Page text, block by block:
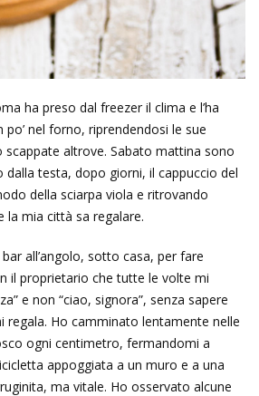
ha preso dal freezer il clima e l’ha
nel forno, riprendendosi le sue
altrove. Sabato mattina sono
dalla testa, dopo giorni, il cappuccio del
della sciarpa viola e ritrovando
la mia città sa regalare.
all’angolo, sotto casa, per fare
il proprietario che tutte le volte mi
e non “ciao, signora”, senza sapere
regala. Ho camminato lentamente nelle
ogni centimetro, fermandomi a
appoggiata a un muro e a una
ma vitale. Ho osservato alcune